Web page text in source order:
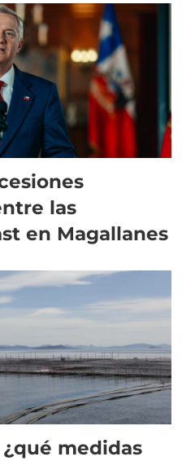
las
en Magallanes
medidas